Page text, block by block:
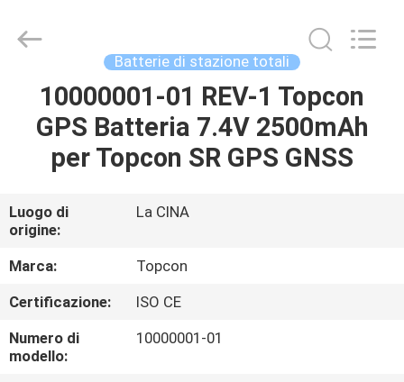
CASA
PRODOTTI
CIRCA
NOI
GIRO
DELLA
FABBRICA
Survey
Instrument
Batterie di stazione totali
10000001-01 REV-1 Topcon
GPS Batteria 7.4V 2500mAh
per Topcon SR GPS GNSS
Luogo di
origine:
La CINA
Marca:
Topcon
Certificazione:
ISO CE
Numero di
modello:
10000001-01